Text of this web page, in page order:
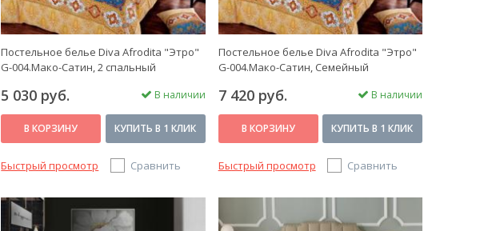
Постельное белье Diva Afrodita "Этро"
G-004.Мако-Сатин, 2 спальный
5 030 руб. В наличии
В КОРЗИНУ КУПИТЬ В 1 КЛИК
Быстрый просмотр Сравнить
Постельное белье Diva Afrodita "Этро"
G-004.Мако-Сатин, Семейный
7 420 руб. В наличии
В КОРЗИНУ КУПИТЬ В 1 КЛИК
Быстрый просмотр Сравнить